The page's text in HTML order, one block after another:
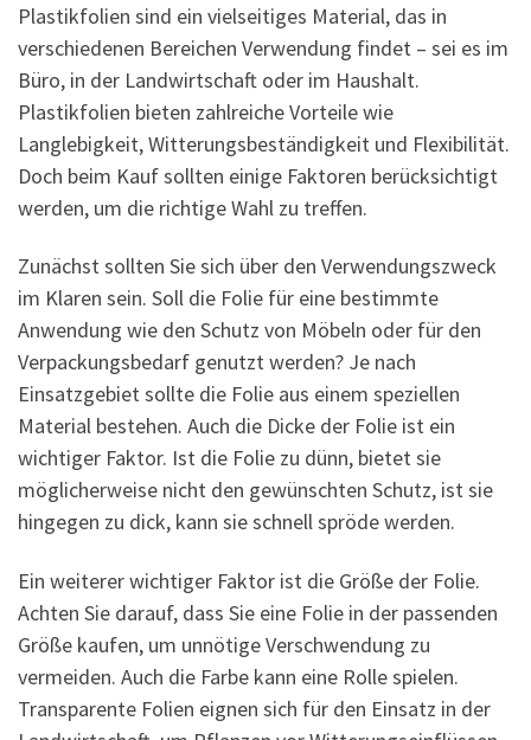
Plastikfolien sind ein vielseitiges Material, das in
verschiedenen Bereichen Verwendung findet – sei es im
Büro, in der Landwirtschaft oder im Haushalt.
Plastikfolien bieten zahlreiche Vorteile wie
Langlebigkeit, Witterungsbeständigkeit und Flexibilität.
Doch beim Kauf sollten einige Faktoren berücksichtigt
werden, um die richtige Wahl zu treffen.
Zunächst sollten Sie sich über den Verwendungszweck
im Klaren sein. Soll die Folie für eine bestimmte
Anwendung wie den Schutz von Möbeln oder für den
Verpackungsbedarf genutzt werden? Je nach
Einsatzgebiet sollte die Folie aus einem speziellen
Material bestehen. Auch die Dicke der Folie ist ein
wichtiger Faktor. Ist die Folie zu dünn, bietet sie
möglicherweise nicht den gewünschten Schutz, ist sie
hingegen zu dick, kann sie schnell spröde werden.
Ein weiterer wichtiger Faktor ist die Größe der Folie.
Achten Sie darauf, dass Sie eine Folie in der passenden
Größe kaufen, um unnötige Verschwendung zu
vermeiden. Auch die Farbe kann eine Rolle spielen.
Transparente Folien eignen sich für den Einsatz in der